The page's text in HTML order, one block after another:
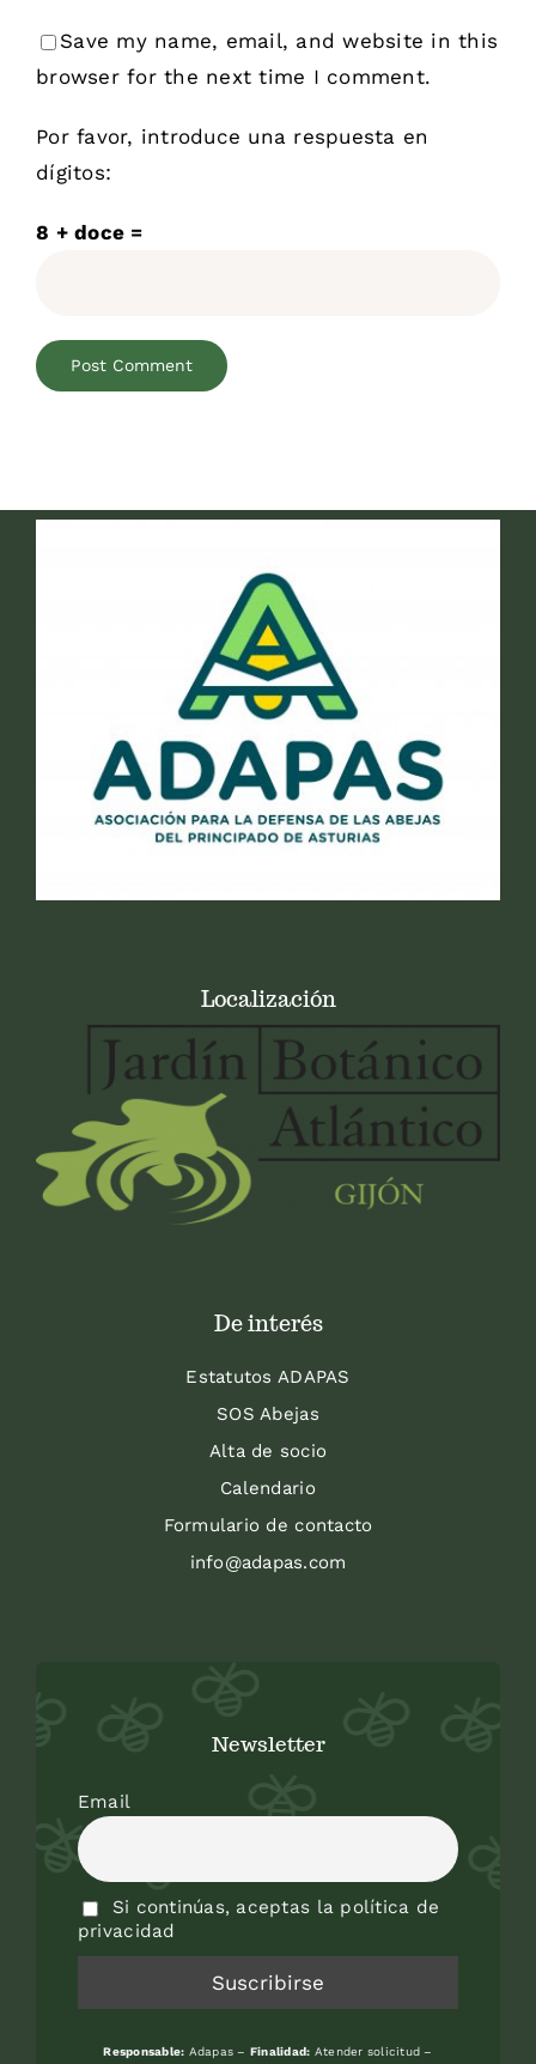
Save my name, email, and website in this
browser for the next time I comment.
Por favor, introduce una respuesta en
dígitos:
8 + doce =
Localización
De interés
Estatutos ADAPAS
SOS Abejas
Alta de socio
Calendario
Formulario de contacto
info@adapas.com
Newsletter
Email
Si continúas, aceptas la política de
privacidad
Responsable: Adapas – Finalidad: Atender solicitud –